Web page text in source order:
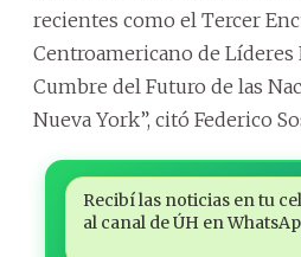
recientes como el Tercer
Centroamericano de Líderes
Cumbre del Futuro de las
Nueva York”, citó Federico
Recibí las noticias en tu
al canal de ÚH en